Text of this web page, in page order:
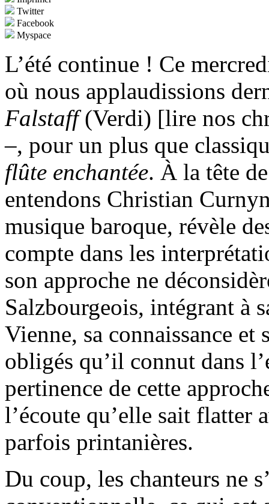
Twitter
Facebook
Myspace
L’été continue ! Ce
où nous applaudissions
Falstaff(Verdi) [lire nos
–, pour un plus que
flûte enchantée. À la tête
entendons Christian
musique baroque, révèle
compte dans les
son approche ne
Salzbourgeois, intégrant à
Vienne, sa connaissance
obligés qu’il connut dans
pertinence de cette
l’écoute qu’elle sait flatter
parfois printanières.
Du coup, les chanteurs ne